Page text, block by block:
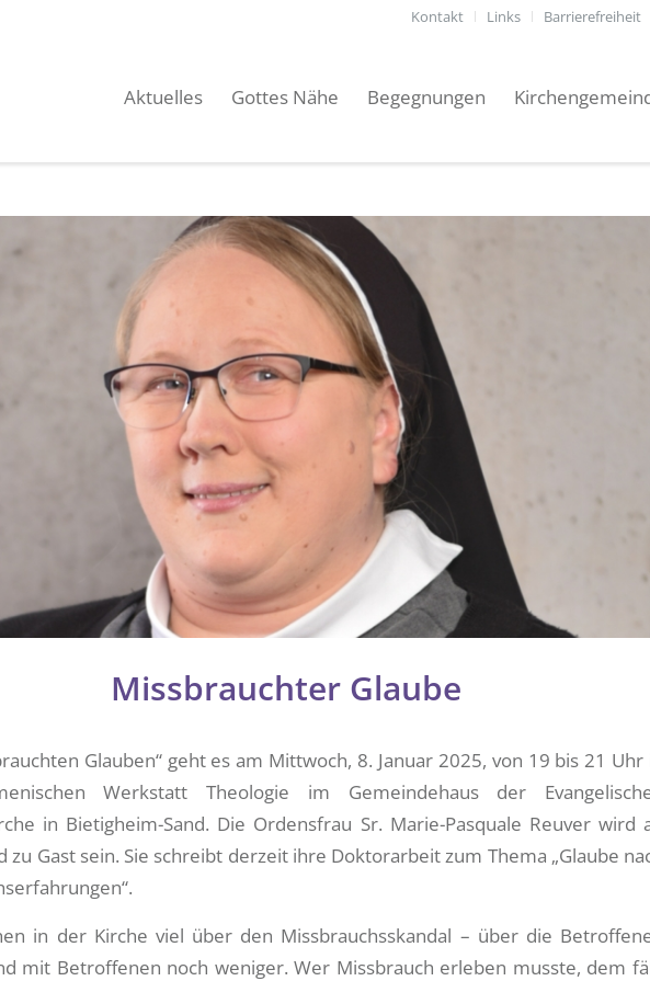
Kontakt Links Barrierefreiheit
Aktuelles Gottes Nähe Begegnungen
Missbrauchter Glaube
Glauben“ geht es am Mittwoch, 8. Januar 2025, von 19 bis 21 Uhr
Werkstatt Theologie im Gemeindehaus der
in Bietigheim-Sand. Die Ordensfrau Sr. Marie-Pasquale Reuver wird
zu Gast sein. Sie schreibt derzeit ihre Doktorarbeit zum Thema „Glaube
in der Kirche viel über den Missbrauchsskandal – über die
mit Betroffenen noch weniger. Wer Missbrauch erleben musste, dem